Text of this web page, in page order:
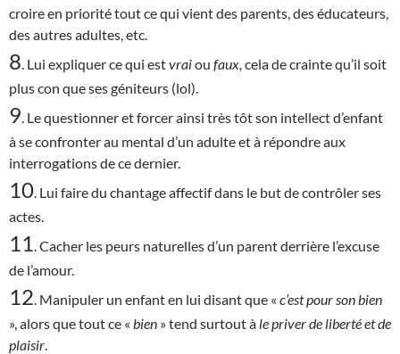
croire en priorité tout ce qui vient des parents, des éducateurs,
des autres adultes, etc.
8 . Lui expliquer ce qui estvraiou faux, cela de crainte qu’il soit
plus con que ses géniteurs (lol).
9 . Le questionner et forcer ainsi très tôt son intellect d’enfant
à se confronter au mental d’un adulte et à répondre aux
interrogations de ce dernier.
10 . Lui faire du chantage affectif dans le but de contrôler ses
actes.
11 . Cacher les peurs naturelles d’un parent derrière l’excuse
de l’amour.
12 . Manipuler un enfant en lui disant que « c’estpour son bien
», alors que tout ce « bien » tend surtout à le priver de liberté et de
plaisir